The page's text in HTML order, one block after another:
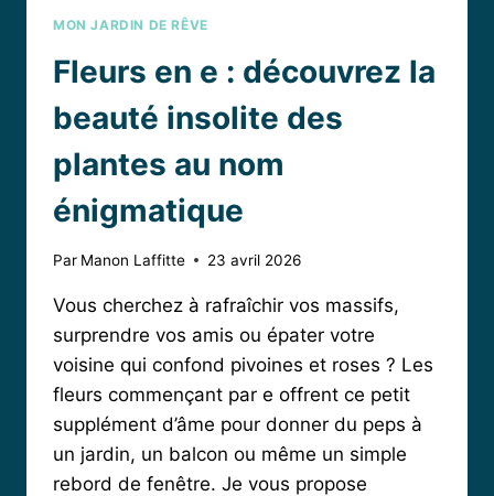
MON JARDIN DE RÊVE
Fleurs en e : découvrez la
beauté insolite des
plantes au nom
énigmatique
Par Manon Laffitte 23 avril 2026
Vous cherchez à rafraîchir vos massifs,
surprendre vos amis ou épater votre
voisine qui confond pivoines et roses ? Les
fleurs commençant par e offrent ce petit
supplément d’âme pour donner du peps à
un jardin, un balcon ou même un simple
rebord de fenêtre. Je vous propose